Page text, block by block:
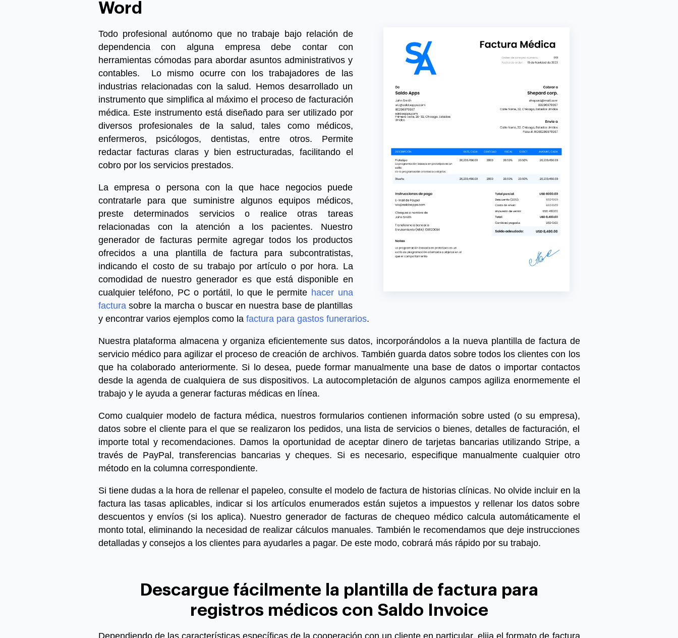
Word
Todo profesional autónomo que no trabaje bajo relación de
dependencia con alguna empresa debe contar con
herramientas cómodas para abordar asuntos administrativos y
contables.
Lo mismo ocurre con los trabajadores de las
industrias relacionadas con la salud. Hemos desarrollado un
instrumento que simplifica al máximo el proceso de facturación
médica. Este instrumento está diseñado para ser utilizado por
diversos profesionales de la salud, tales como médicos,
enfermeros, psicólogos, dentistas, entre otros. Permite
redactar facturas claras y bien estructuradas, facilitando el
cobro por los servicios prestados.
La empresa o persona con la que hace negocios puede
contratarle para que suministre algunos equipos médicos,
preste determinados servicios o realice otras tareas
relacionadas con la atención a los pacientes. Nuestro
generador de facturas permite agregar todos los productos
ofrecidos a una plantilla de factura para subcontratistas,
indicando el costo de su trabajo por artículo o por hora. La
comodidad de nuestro generador es que está disponible en
cualquier teléfono, PC o portátil, lo que le permite hacer una
facturasobre la marcha o buscar en nuestra base de plantillas
y encontrar varios ejemplos como la factura para gastos funerarios.
Nuestra plataforma almacena y organiza eficientemente sus datos, incorporándolos a la nueva plantilla de factura de
servicio médicopara agilizar el proceso de creación de archivos. También guarda datos sobre todos los clientes con los
que ha colaborado anteriormente. Si lo desea, puede formar manualmente una base de datos o importar contactos
desde la agenda de cualquiera de sus dispositivos. La autocompletación de algunos campos agiliza enormemente el
trabajo y le ayuda a generar facturas médicas en línea.
Como cualquier modelo de factura médica, nuestros formularios contienen información sobre usted (o su empresa),
datos sobre el cliente para el que se realizaron los pedidos, una lista de servicios o bienes, detalles de facturación, el
importe total y recomendaciones. Damos la oportunidad de aceptar dinero de tarjetas bancarias utilizando Stripe, a
través de PayPal, transferencias bancarias y cheques. Si es necesario, especifique manualmente cualquier otro
método en la columna correspondiente.
Si tiene dudas a la hora de rellenar el papeleo, consulte el modelo de factura de historias clínicas. No olvide incluir en la
factura las tasas aplicables, indicar si los artículos enumerados están sujetos a impuestos y rellenar los datos sobre
descuentos y envíos (si los aplica). Nuestrogenerador de facturas de chequeo médico calcula automáticamente el
monto total, eliminando la necesidad de realizar cálculos manuales. También le recomendamos que deje instrucciones
detalladas y consejos a los clientes para ayudarles a pagar. De este modo, cobrará más rápido por su trabajo.
Descargue fácilmente la plantilla de factura para
registros médicos con Saldo Invoice
Dependiendo de las características específicas de la cooperación con un cliente en particular, elija el formato de factura